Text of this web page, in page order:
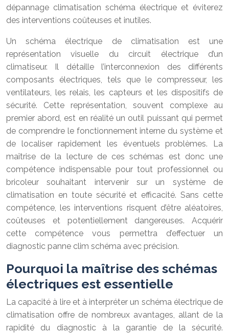
dépannage climatisation schéma électrique et éviterez
des interventions coûteuses et inutiles.
Un schéma électrique de climatisation est une
représentation visuelle du circuit électrique d’un
climatiseur. Il détaille l’interconnexion des différents
composants électriques, tels que le compresseur, les
ventilateurs, les relais, les capteurs et les dispositifs de
sécurité. Cette représentation, souvent complexe au
premier abord, est en réalité un outil puissant qui permet
de comprendre le fonctionnement interne du système et
de localiser rapidement les éventuels problèmes. La
maîtrise de la lecture de ces schémas est donc une
compétence indispensable pour tout professionnel ou
bricoleur souhaitant intervenir sur un système de
climatisation en toute sécurité et efficacité. Sans cette
compétence, les interventions risquent d’être aléatoires,
coûteuses et potentiellement dangereuses. Acquérir
cette compétence vous permettra d’effectuer un
diagnostic panne clim schéma avec précision.
Pourquoi la maîtrise des schémas
électriques est essentielle
La capacité à lire et à interpréter un schéma électrique de
climatisation offre de nombreux avantages, allant de la
rapidité du diagnostic à la garantie de la sécurité.